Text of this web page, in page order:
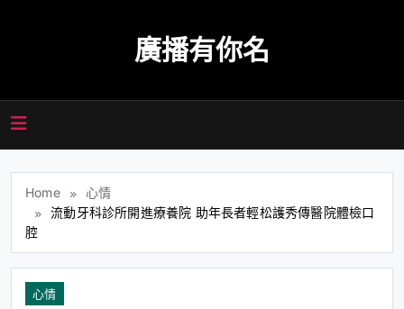
廣播有你名
Home
心情
流動牙科診所開進療養院 助年長者輕松護秀傳醫院體檢口
腔
心情